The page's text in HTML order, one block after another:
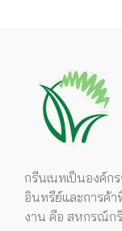
กรีนเนทเป็นองค์ก
อินทรีย์และการค้
งาน คือ สหกรณ์ก